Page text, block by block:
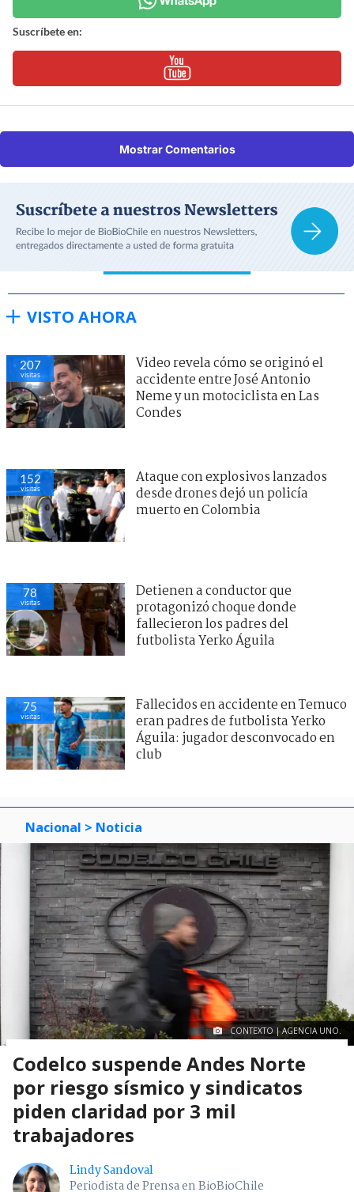
Suscríbete en:
Mostrar Comentarios
VISTO AHORA
207
visitas
Video revela cómo se originó el
accidente entre José Antonio
Neme y un motociclista en Las
Condes
152
visitas
Ataque con explosivos lanzados
desde drones dejó un policía
muerto en Colombia
78
visitas
Detienen a conductor que
protagonizó choque donde
fallecieron los padres del
futbolista Yerko Águila
75
visitas
Fallecidos en accidente en Temuco
eran padres de futbolista Yerko
Águila: jugador desconvocado en
club
Nacional > Noticia
CONTEXTO | AGENCIA UNO.
Codelco suspende Andes Norte
por riesgo sísmico y sindicatos
piden claridad por 3 mil
trabajadores
Lindy Sandoval
Periodista de Prensa en BioBioChile